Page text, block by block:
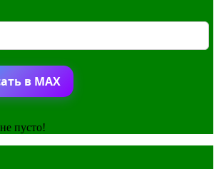
в MAX
пусто!